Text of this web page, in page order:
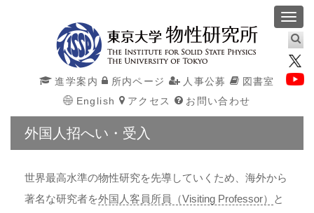
進学案内 所内ページ 人事公募
図書室
English
アクセス お問い合わせ
外国人招へい・受入
世界最高水準の物性研究を先導していくため、海外から
著名な研究者を外国人客員所員（Visiting Professor）
と